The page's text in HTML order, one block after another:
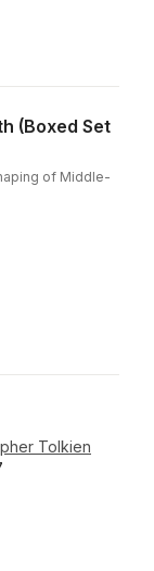
(Boxed Set
of Middle-
Tolkien
röster: